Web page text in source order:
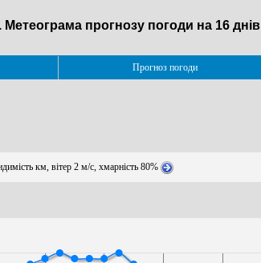
Метеограма прогнозу погоди на 16 днів
Прогноз погоди
км, вітер 2 м/с, хмарність 80%